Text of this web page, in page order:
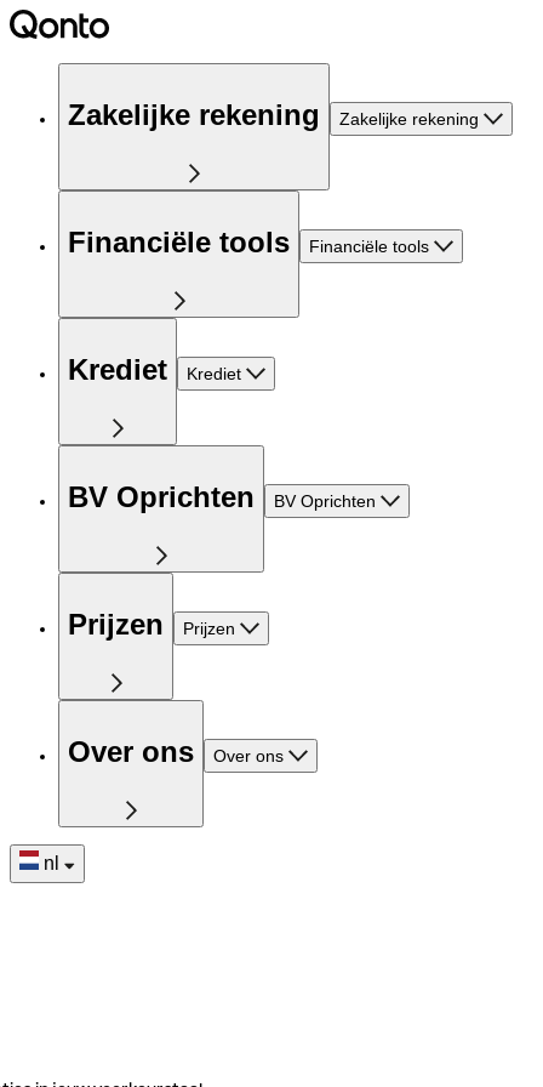
Zakelijke rekening Zakelijke rekening
Financiële tools Financiële tools
Krediet Krediet
BV Oprichten BV Oprichten
Prijzen Prijzen
Over ons Over ons
nl